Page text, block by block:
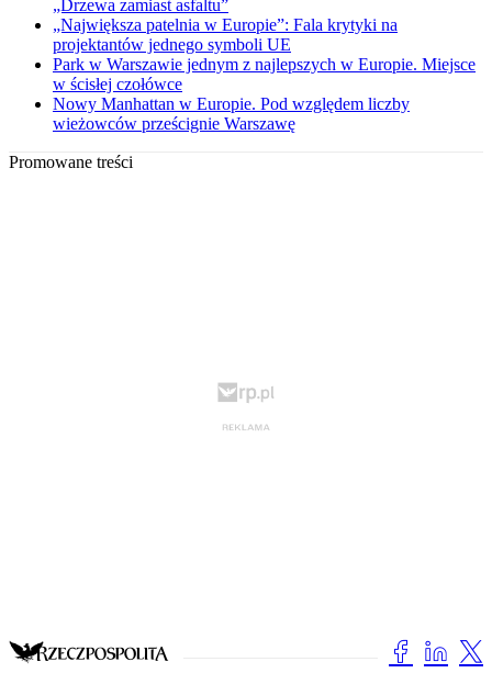
„Drzewa zamiast asfaltu”
„Największa patelnia w Europie”: Fala krytyki na
projektantów jednego symboli UE
Park w Warszawie jednym z najlepszych w Europie. Miejsce
w ścisłej czołówce
Nowy Manhattan w Europie. Pod względem liczby
wieżowców prześcignie Warszawę
Promowane treści